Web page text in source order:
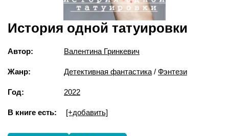
История одной татуировки
Автор: Валентина Гринкевич
Жанр: Детективная фантастика / Фэнтези
Год: 2022
В книге есть: [+добавить]